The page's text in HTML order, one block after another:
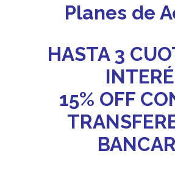
Planes de
HASTA 3
15% OFF